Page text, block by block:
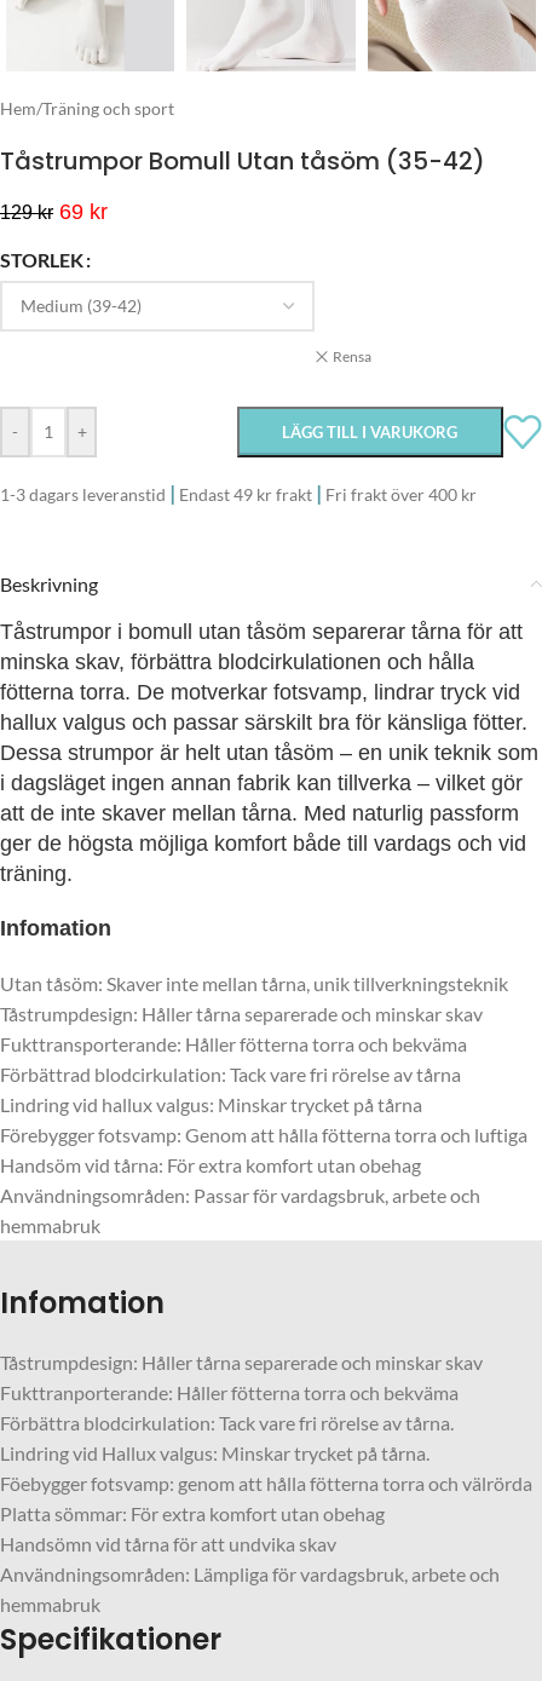
Hem/Träning och sport
Tåstrumpor Bomull Utan tåsöm (35-42)
129kr 69 kr
STORLEK
Rensa
- + LÄGG TILL I VARUKORG
1-3 dagars leveranstid | Endast 49 kr frakt | Fri frakt över 400 kr
Beskrivning
Tåstrumpor i bomull utan tåsöm separerar tårna för att
minska skav, förbättra blodcirkulationen och hålla
fötterna torra. De motverkar fotsvamp, lindrar tryck vid
hallux valgus och passar särskilt bra för känsliga fötter.
Dessa strumpor är helt utan tåsöm – en unik teknik som
i dagsläget ingen annan fabrik kan tillverka – vilket gör
att de inte skaver mellan tårna. Med naturlig passform
ger de högsta möjliga komfort både till vardags och vid
träning.
Infomation
Utan tåsöm: Skaver inte mellan tårna, unik tillverkningsteknik
Tåstrumpdesign: Håller tårna separerade och minskar skav
Fukttransporterande: Håller fötterna torra och bekväma
Förbättrad blodcirkulation: Tack vare fri rörelse av tårna
Lindring vid hallux valgus: Minskar trycket på tårna
Förebygger fotsvamp: Genom att hålla fötterna torra och luftiga
Handsöm vid tårna: För extra komfort utan obehag
Användningsområden: Passar för vardagsbruk, arbete och
hemmabruk
Infomation
Tåstrumpdesign: Håller tårna separerade och minskar skav
Fukttranporterande: Håller fötterna torra och bekväma
Förbättra blodcirkulation: Tack vare fri rörelse av tårna.
Lindring vid Hallux valgus: Minskar trycket på tårna.
Föebygger fotsvamp: genom att hålla fötterna torra och välrörda
Platta sömmar: För extra komfort utan obehag
Handsömn vid tårna för att undvika skav
Användningsområden: Lämpliga för vardagsbruk, arbete och
hemmabruk
Specifikationer